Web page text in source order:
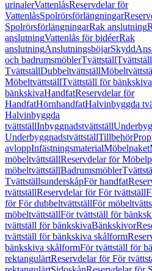
urinalerVattenlåsReservdelar för
VattenlåsSpolrörsförlängningar
SpolrörsförlängningarRak anslutning
anslutningVattenlås för bidéerRak
anslutningAnslutningsböjarSkydd
och badrumsmöblerTvättställTvättställ
TvättställDubbeltvättställ
MöbeltvättställTvättställ för bänkskiva
bänkskivaHandfatReservdelar för
HandfatHörnhandfatHalvinbyggda
Halvinbyggda
tvättställInbyggnadstvättställ
UnderbyggnadstvättställTillbehör
avloppInfästningsmaterialMöbelpaket
möbeltvättställReservdelar för
möbeltvättställBadrumsmöbler
TvättställsunderskåpFör handfat
tvättställReservdelar för För tvättställ
för För dubbeltvättställFör
möbeltvättställFör tvättställ för
tvättställ för bänkskivaBänkskivor
tvättställ för bänkskiva skålform
bänkskiva skålformFör tvättställ för
rektangulärtReservdelar för För